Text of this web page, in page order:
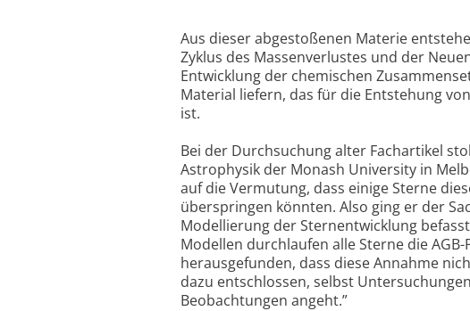
Aus dieser abgestoßenen Materie
Zyklus des Massenverlustes und der
Entwicklung der chemischen
Material liefern, das für die Entstehung
ist.
Bei der Durchsuchung alter Fachartikel
Astrophysik der Monash University in
auf die Vermutung, dass einige Sterne
überspringen könnten. Also ging er der
Modellierung der Sternentwicklung
Modellen durchlaufen alle Sterne die
herausgefunden, dass diese Annahme
dazu entschlossen, selbst
Beobachtungen angeht.”